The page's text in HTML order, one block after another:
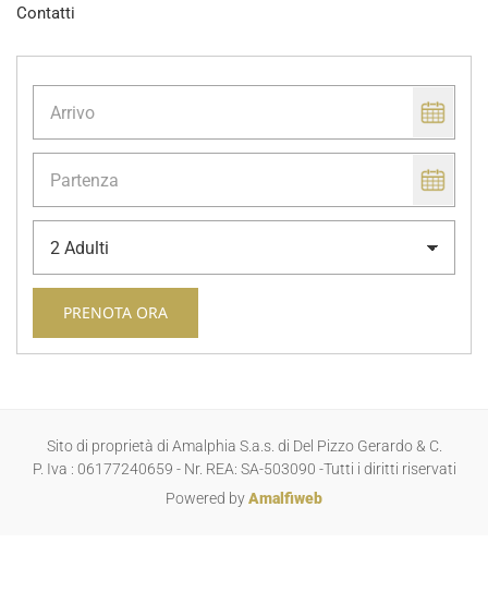
Contatti
Sito di proprietà di Amalphia S.a.s. di Del Pizzo Gerardo & C.
P. Iva : 06177240659 - Nr. REA: SA-503090 -Tutti i diritti riservati
Powered byAmalfiweb